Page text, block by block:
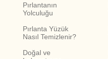
Pırlantanın
Yolculuğu
Pırlanta Yüzük
Nasıl Temizlenir?
Doğal ve